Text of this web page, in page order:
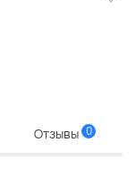
Отзывы 0